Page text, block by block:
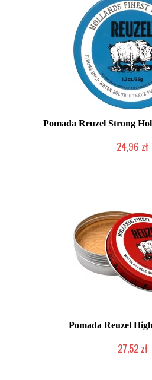
Pomada Reuzel Strong
24,96 zł
Pomada Reuzel
27,52 zł